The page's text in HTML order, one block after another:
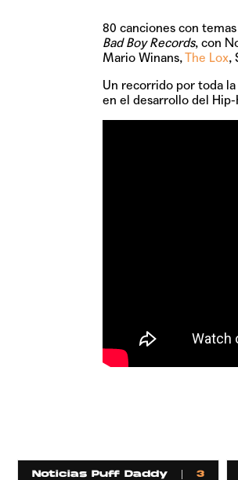
80 canciones con
Bad Boy Records, con
Mario Winans,The Lox,
Un recorrido por toda
en el desarrollo del Hip-
Noticias Puff Daddy 3